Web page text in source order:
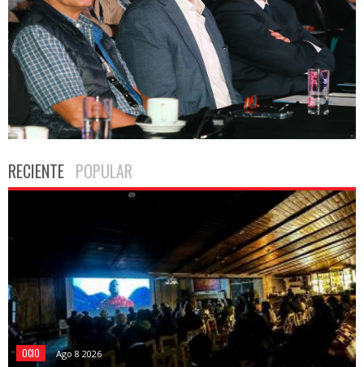
RECIENTE POPULAR
OCIO Ago 8 2026